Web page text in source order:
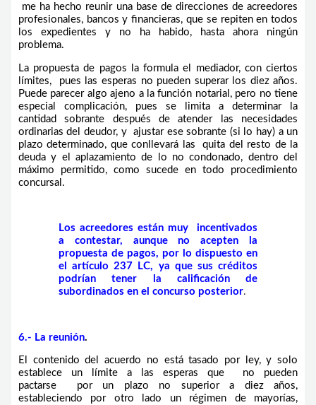
me ha hecho reunir una base de direcciones de acreedores
profesionales, bancos y financieras, que se repiten en todos
los expedientes y no ha habido, hasta ahora ningún
problema.
La propuesta de pagos la formula el mediador, con ciertos
límites, pues las esperas no pueden superar los diez años.
Puede parecer algo ajeno a la función notarial, pero no tiene
especial complicación, pues se limita a determinar la
cantidad sobrante después de atender las necesidades
ordinarias del deudor, y ajustar ese sobrante (si lo hay) a un
plazo determinado, que conllevará las quita del resto de la
deuda y el aplazamiento de lo no condonado, dentro del
máximo permitido, como sucede en todo procedimiento
concursal.
Los acreedores están muy
incentivados
a contestar, aunque no acepten la
propuesta de pagos, por lo dispuesto en
el artículo 237 LC, ya que sus créditos
podrían tener la calificación de
subordinados en el concurso posterior.
6.- La reunión.
El contenido del acuerdo no está tasado por ley, y solo
establece un límite a las esperas que no pueden
pactarse
por un plazo no superior a diez años,
estableciendo por otro lado un régimen de mayorías,